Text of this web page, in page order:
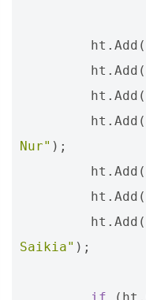
ht . Add (
ht . Add (
ht . Add (
ht . Add (
Nur" );
ht . Add (
ht . Add (
ht . Add (
Saikia" );